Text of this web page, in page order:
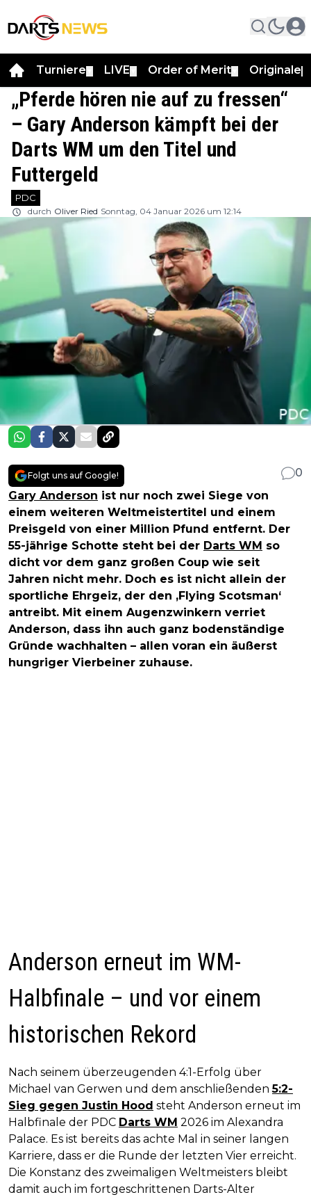
Turniere LIVE Order of Merit Originale
„Pferde hören nie auf zu fressen“
– Gary Anderson kämpft bei der
Darts WM um den Titel und
Futtergeld
PDC
durch Oliver Ried Sonntag, 04 Januar 2026 um 12:14
Folgt uns auf Google!
0
Gary Anderson ist nur noch zwei Siege von
einem weiteren Weltmeistertitel und einem
Preisgeld von einer Million Pfund entfernt. Der
55-jährige Schotte steht bei der Darts WM so
dicht vor dem ganz großen Coup wie seit
Jahren nicht mehr. Doch es ist nicht allein der
sportliche Ehrgeiz, der den ‚Flying Scotsman‘
antreibt. Mit einem Augenzwinkern verriet
Anderson, dass ihn auch ganz bodenständige
Gründe wachhalten – allen voran ein äußerst
hungriger Vierbeiner zuhause.
Anderson erneut im WM-
Halbfinale – und vor einem
historischen Rekord
Nach seinem überzeugenden 4:1-Erfolg über
Michael van Gerwen und dem anschließenden5:2-
Sieg gegen Justin Hood steht Anderson erneut im
Halbfinale der PDC Darts WM 2026 im Alexandra
Palace. Es ist bereits das achte Mal in seiner langen
Karriere, dass er die Runde der letzten Vier erreicht.
Die Konstanz des zweimaligen Weltmeisters bleibt
damit auch im fortgeschrittenen Darts-Alter